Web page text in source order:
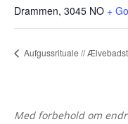
Drammen, 3045 NO +
Aufgussrituale //
Med forbehold om